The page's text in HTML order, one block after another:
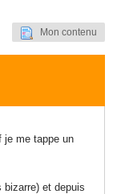
Mon contenu
je me tappe un
et depuis